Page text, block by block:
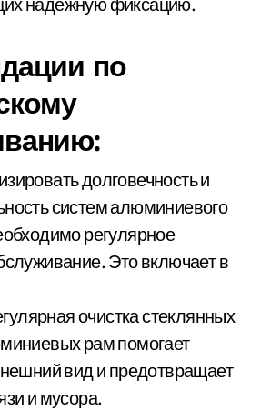
по
долговечность и
систем алюминиевого
регулярное
Это включает в
очистка стеклянных
рам помогает
вид и предотвращает
и мусора.